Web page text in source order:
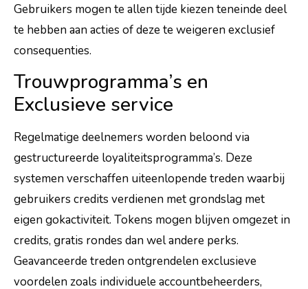
Gebruikers mogen te allen tijde kiezen teneinde deel
te hebben aan acties of deze te weigeren exclusief
consequenties.
Trouwprogramma’s en
Exclusieve service
Regelmatige deelnemers worden beloond via
gestructureerde loyaliteitsprogramma’s. Deze
systemen verschaffen uiteenlopende treden waarbij
gebruikers credits verdienen met grondslag met
eigen gokactiviteit. Tokens mogen blijven omgezet in
credits, gratis rondes dan wel andere perks.
Geavanceerde treden ontgrendelen exclusieve
voordelen zoals individuele accountbeheerders,